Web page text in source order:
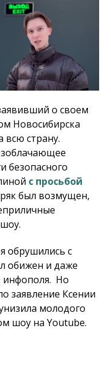
о своем
Новосибирска
всю страну.
безопасного
с просьбой
был возмущен,
обрушились с
обижен и даже
инфополя. Но
заявление Ксении
молодого
шоу на Youtube.